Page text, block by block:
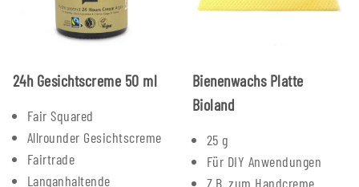
24h Gesichtscreme 50 ml
Fair Squared
Allrounder Gesichtscreme
Fairtrade
Langanhaltende
Bienenwachs Platte
Bioland
25 g
Für DIY Anwendungen
Z.B. zum Handcreme